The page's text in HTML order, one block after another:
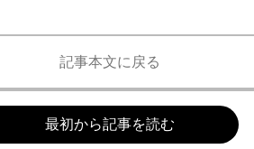
記事本文に戻る
最初から記事を読む